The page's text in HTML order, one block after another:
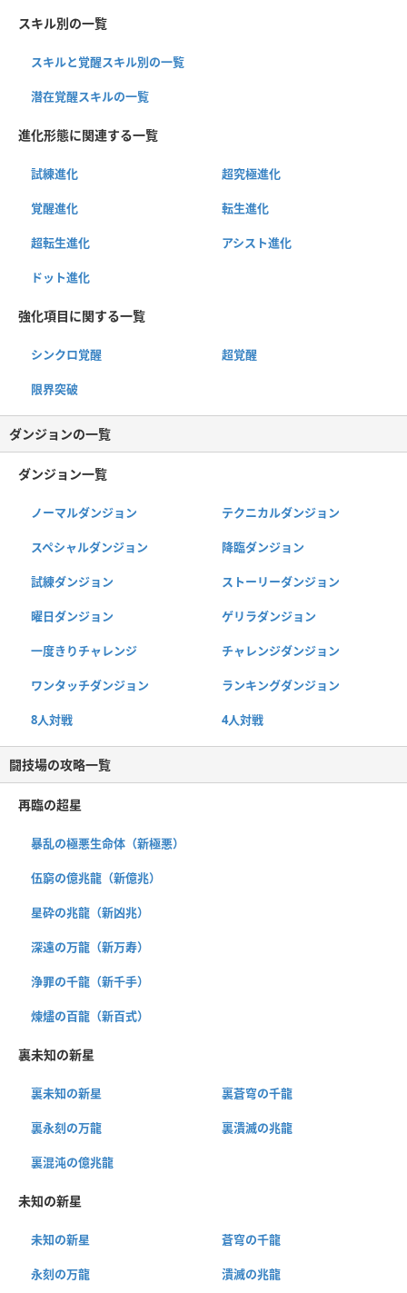
スキル別の一覧
スキルと覚醒スキル別の一覧
潜在覚醒スキルの一覧
進化形態に関連する一覧
試練進化 超究極進化
覚醒進化 転生進化
超転生進化 アシスト進化
ドット進化
強化項目に関する一覧
シンクロ覚醒 超覚醒
限界突破
ダンジョンの一覧
ダンジョン一覧
ノーマルダンジョン テクニカルダンジョン
スペシャルダンジョン 降臨ダンジョン
試練ダンジョン ストーリーダンジョン
曜日ダンジョン ゲリラダンジョン
一度きりチャレンジ チャレンジダンジョン
ワンタッチダンジョン ランキングダンジョン
8人対戦 4人対戦
闘技場の攻略一覧
再臨の超星
暴乱の極悪生命体（新極悪）
伍窮の億兆龍（新億兆）
星砕の兆龍（新凶兆）
深遠の万龍（新万寿）
浄罪の千龍（新千手）
煉燼の百龍（新百式）
裏未知の新星
裏未知の新星 裏蒼穹の千龍
裏永刻の万龍 裏潰滅の兆龍
裏混沌の億兆龍
未知の新星
未知の新星 蒼穹の千龍
永刻の万龍 潰滅の兆龍